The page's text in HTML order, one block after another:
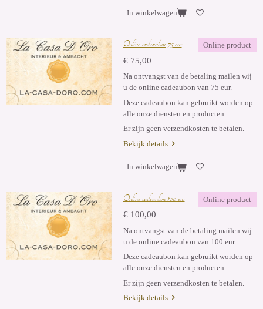
In winkelwagen
Online product
Online cadeaubon 75 eur
€ 75,00
Na ontvangst van de betaling mailen wij
u de online cadeaubon van 75 eur.
Deze cadeaubon kan gebruikt worden op
alle onze diensten en producten.
Er zijn geen verzendkosten te betalen.
Bekijk details
In winkelwagen
Online product
Online cadeaubon 100 eur
€ 100,00
Na ontvangst van de betaling mailen wij
u de online cadeaubon van 100 eur.
Deze cadeaubon kan gebruikt worden op
alle onze diensten en producten.
Er zijn geen verzendkosten te betalen.
Bekijk details